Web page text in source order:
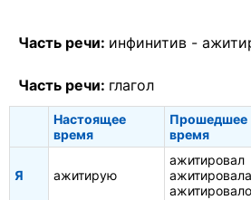
Часть речи: инфинитив -
Часть речи: глагол
Настоящее
время
Прошедшее
время
Я ажитирую
ажитировал
ажитировала
ажитировало